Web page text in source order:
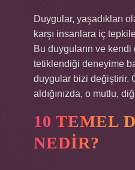
Duygular, yaşadıkları
karşı insanlara iç
Bu duyguların ve
tetiklendiği deneyime
duygular bizi değiştirir.
aldığınızda, o mutlu,
10 TEMEL
NEDIR?